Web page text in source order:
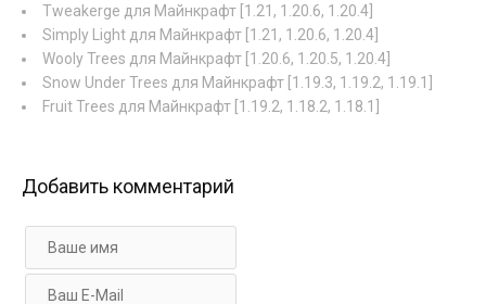
Tweakerge для Майнкрафт [1.21, 1.20.6, 1.20.4]
Simply Light для Майнкрафт [1.21, 1.20.6, 1.20.4]
Wooly Trees для Майнкрафт [1.20.6, 1.20.5, 1.20.4]
Snow Under Trees для Майнкрафт [1.19.3, 1.19.2, 1.19.1]
Fruit Trees для Майнкрафт [1.19.2, 1.18.2, 1.18.1]
Добавить комментарий